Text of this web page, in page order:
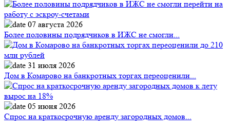
07 августа 2026
Более половины подрядчиков в ИЖС не смогли...
31 июля 2026
Дом в Комарово на банкротных торгах переоценили...
05 июня 2026
Спрос на краткосрочную аренду загородных домов...